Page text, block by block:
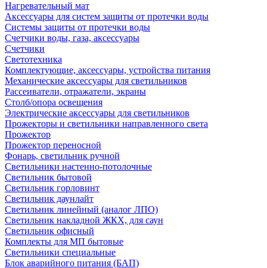
Нагревательный мат
Аксессуары для систем защиты от протечки воды
Системы защиты от протечки воды
Счетчики воды, газа, аксессуары
Счетчики
Светотехника
Комплектующие, аксессуары, устройства питания
Механические аксессуары для светильников
Рассеиватели, отражатели, экраны
Столб/опора освещения
Электрические аксессуары для светильников
Прожекторы и светильники направленного света
Прожектор
Прожектор переносной
Фонарь, светильник ручной
Светильники настенно-потолочные
Светильник бытовой
Светильник горловинт
Светильник даунлайт
Светильник линейный (аналог ЛПО)
Светильник накладной ЖКХ, для саун
Светильник офисный
Комплекты для МП бытовые
Светильники специальные
Блок аварийного питания (БАП)